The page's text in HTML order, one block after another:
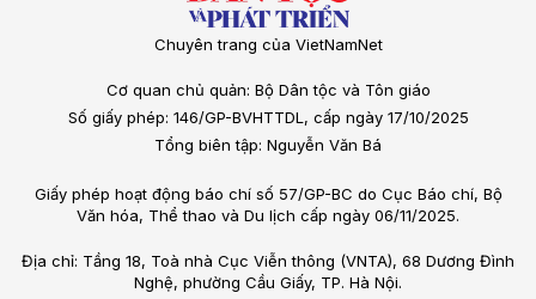
Chuyên trang của VietNamNet
Cơ quan chủ quản: Bộ Dân tộc và Tôn giáo
Số giấy phép: 146/GP-BVHTTDL, cấp ngày 17/10/2025
Tổng biên tập: Nguyễn Văn Bá
Giấy phép hoạt động báo chí số 57/GP-BC do Cục Báo chí, Bộ
Văn hóa, Thể thao và Du lịch cấp ngày 06/11/2025.
Địa chỉ: Tầng 18, Toà nhà Cục Viễn thông (VNTA), 68 Dương Đình
Nghệ, phường Cầu Giấy, TP. Hà Nội.